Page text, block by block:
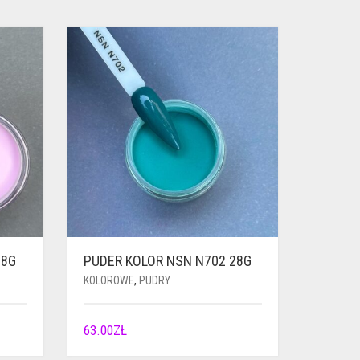
PUDER KOLOR NSN N702 28G
KOLOROWE, PUDRY
63.00ZŁ